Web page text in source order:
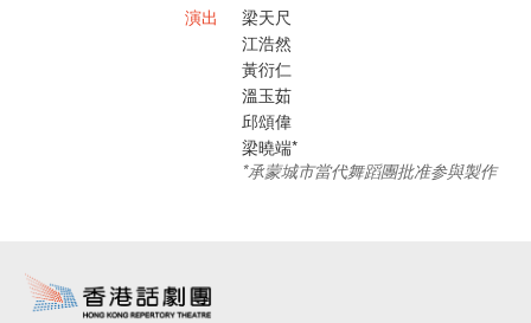
演出
梁天尺
江浩然
黃衍仁
溫玉茹
邱頌偉
梁曉端*
*承蒙城市當代舞蹈團批准参與製作